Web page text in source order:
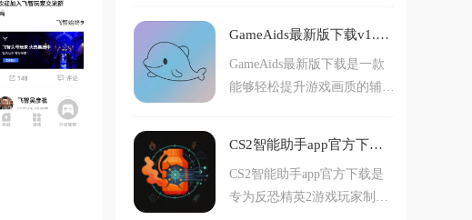
整个过程特别简单，上手难度
很低，感兴趣的话可以随时来
到本站下载哦。
GameAids最新版下载v1.0.7 安卓版
GameAids最新版下载是一款
能够轻松提升游戏画质的辅助
画面更加清晰，操作起来也十
分简单，喜欢打游戏的玩家别
错过了哦。
CS2智能助手app官方下载v1.0.4 最新版
CS2智能助手app官方下载是
专为反恐精英2游戏玩家制作